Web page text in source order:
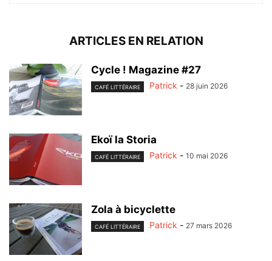
ARTICLES EN RELATION
Cycle ! Magazine #27
CAFÉ LITTÉRAIRE Patrick - 28 juin 2026
Ekoï la Storia
CAFÉ LITTÉRAIRE Patrick - 10 mai 2026
Zola à bicyclette
CAFÉ LITTÉRAIRE Patrick - 27 mars 2026